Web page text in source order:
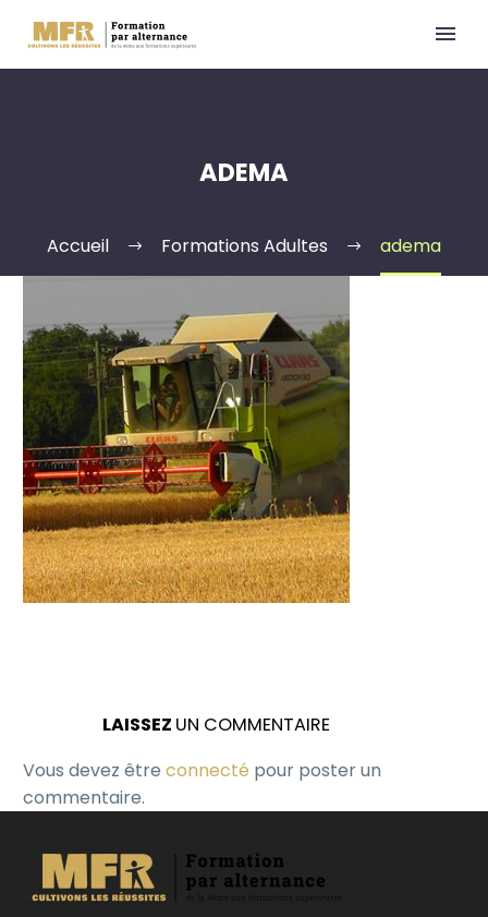
ADEMA
Accueil Formations Adultes adema
LAISSEZ UN COMMENTAIRE
Vous devez être connecté pour poster un
commentaire.